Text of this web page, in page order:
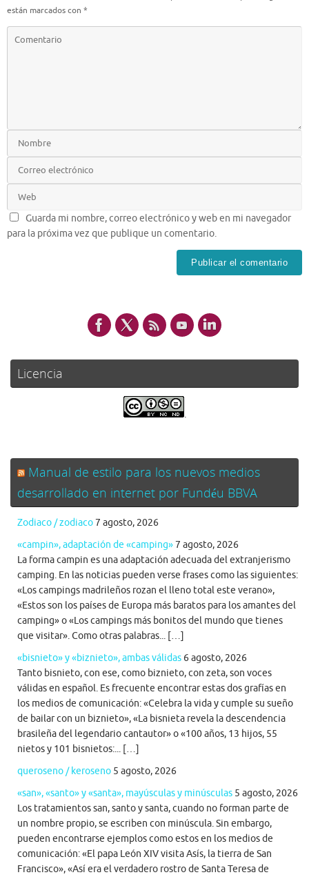
están marcados con *
Guarda mi nombre, correo electrónico y web en mi navegador
para la próxima vez que publique un comentario.
Licencia
.
Manual de estilo para los nuevos medios
desarrollado en internet por Fundéu BBVA
Zodiaco / zodiaco7 agosto, 2026
«campin», adaptación de «camping»7 agosto, 2026
La forma campin es una adaptación adecuada del extranjerismo
camping. En las noticias pueden verse frases como las siguientes:
«Los campings madrileños rozan el lleno total este verano»,
«Estos son los países de Europa más baratos para los amantes del
camping» o «Los campings más bonitos del mundo que tienes
que visitar». Como otras palabras... […]
«bisnieto» y «biznieto», ambas válidas 6 agosto, 2026
Tanto bisnieto, con ese, como biznieto, con zeta, son voces
válidas en español. Es frecuente encontrar estas dos grafías en
los medios de comunicación: «Celebra la vida y cumple su sueño
de bailar con un biznieto», «La bisnieta revela la descendencia
brasileña del legendario cantautor» o «100 años, 13 hijos, 55
nietos y 101 bisnietos:... […]
queroseno / keroseno 5 agosto, 2026
«san», «santo» y «santa», mayúsculas y minúsculas 5 agosto, 2026
Los tratamientos san, santo y santa, cuando no forman parte de
un nombre propio, se escriben con minúscula. Sin embargo,
pueden encontrarse ejemplos como estos en los medios de
comunicación: «El papa León XIV visita Asís, la tierra de San
Francisco», «Así era el verdadero rostro de Santa Teresa de